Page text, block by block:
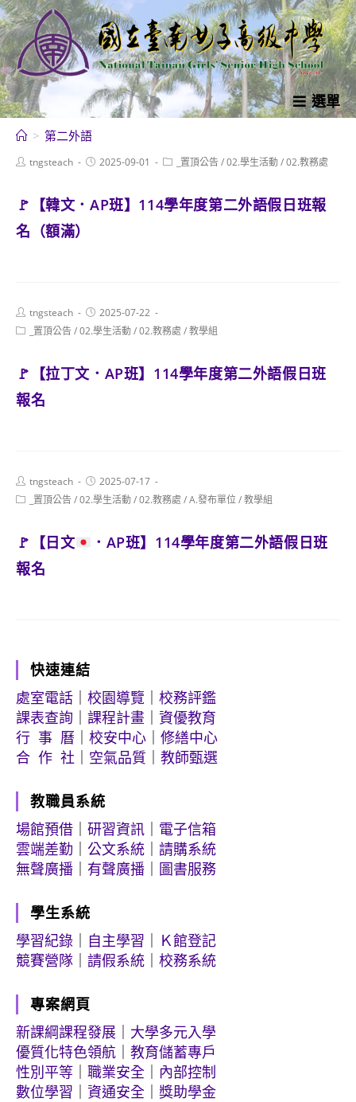
跳
轉
至
主
要
內
選單
> 第二外語
Posttngsteach
Post2025-09-01
Post _置頂公告/02.學生活動/02.教務處
🚩【韓文．AP班】114學年度第二外語假日班報
名（額滿）
Post
author:
tngsteach
Post
published:
2025-07-22
Post _置頂公告/02.學生活動/02.教務處 /教學組
🚩【拉丁文．AP班】114學年度第二外語假日班
報名
Post
author:
tngsteach
Post
published:
2025-07-17
Post _置頂公告/02.學生活動/02.教務處 /A.發布單位/教學組
🚩 【日文
．AP班】114學年度第二外語假日班
報名
快速連結
處室電話
校園導覽
校務評鑑
課表查詢
課程計畫
資優教育
行 事 曆
校安中心
修繕中心
合 作 社
空氣品質 教師甄選
教職員系統
場館預借
研習資訊
電子信箱
雲端差勤
公文系統
請購系統
無聲廣播
有聲廣播 圖書服務
學生系統
學習紀錄
自主學習
Ｋ館登記
競賽營隊
請假系統 校務系統
專案網頁
新課綱課程發展
大學多元入學
優質化特色領航
教育儲蓄專戶
性別平等
職業安全
內部控制
數位學習
資通安全 獎助學金